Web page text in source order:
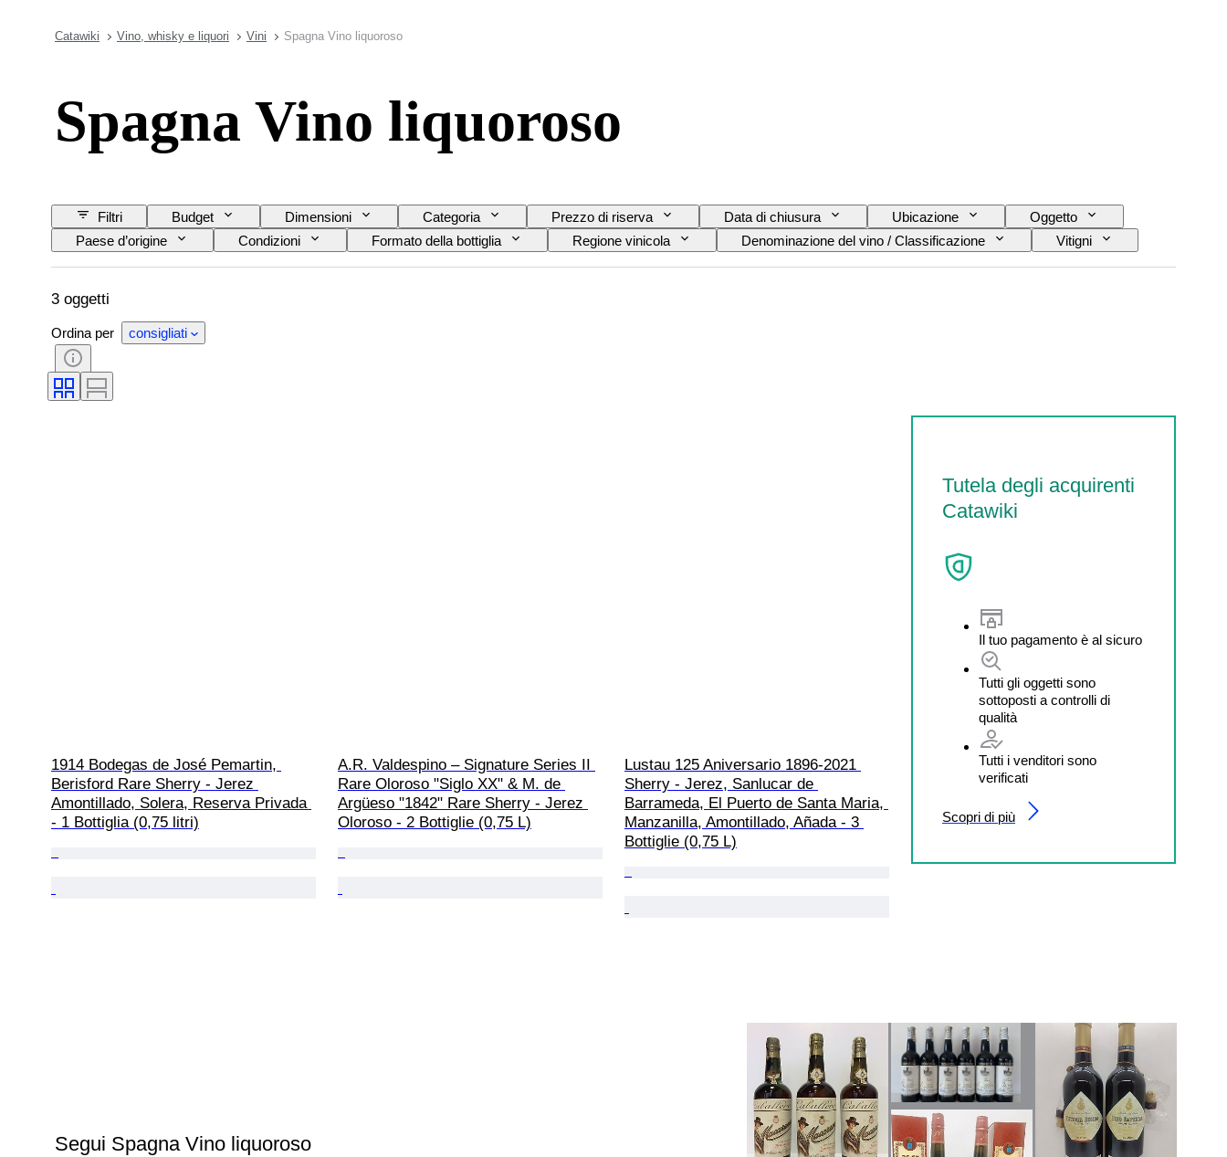
Catawiki Vino, whisky e liquori Vini Spagna Vino liquoroso
Spagna Vino liquoroso
Filtri Budget Dimensioni Categoria Prezzo di riserva Data di chiusura Ubicazione
Oggetto
Paese d’origine
Condizioni Formato della bottiglia Regione vinicola Denominazione del vino / Classificazione
Vitigni
Livello di riempimento del vino
3 oggetti
Ordina per consigliati
1914 Bodegas de José Pemartin,
Berisford Rare Sherry - Jerez
Amontillado, Solera, Reserva Privada
- 1 Bottiglia (0,75 litri)
A.R. Valdespino – Signature Series II
Rare Oloroso "Siglo XX" & M. de
Argüeso "1842" Rare Sherry - Jerez
Oloroso - 2 Bottiglie (0,75 L)
Lustau 125 Aniversario 1896-2021
Sherry - Jerez, Sanlucar de
Barrameda, El Puerto de Santa Maria,
Manzanilla, Amontillado, Añada - 3
Bottiglie (0,75 L)
Tutela degli acquirenti
Catawiki
Il tuo pagamento è al sicuro
Tutti gli oggetti sono
sottoposti a controlli di
qualità
Tutti i venditori sono
verificati
Scopri di più
Segui Spagna Vino liquoroso